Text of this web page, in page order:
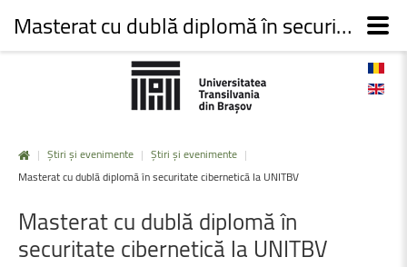
| Știri și evenimente | Știri și evenimente |
Masterat cu dublă diplomă în securitate cibernetică la UNITBV
Masteratcu dublă diplomăîn
securitate cibernetică la UNITBV
Masterat cu dublă diplomă în securitate cibernetică la UNITBV